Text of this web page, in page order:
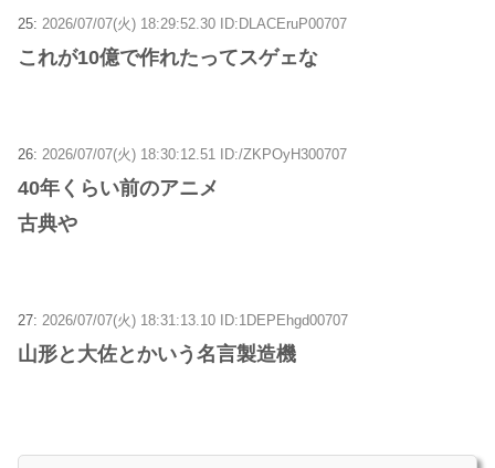
25: 2026/07/07(火) 18:29:52.30 ID:DLACEruP00707
これが10億で作れたってスゲェな
26: 2026/07/07(火) 18:30:12.51 ID:/ZKPOyH300707
40年くらい前のアニメ
古典や
27: 2026/07/07(火) 18:31:13.10 ID:1DEPEhgd00707
山形と大佐とかいう名言製造機